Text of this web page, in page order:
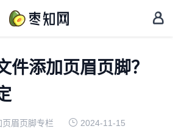
件添加页眉页脚？
页眉页脚专栏 2024-11-15